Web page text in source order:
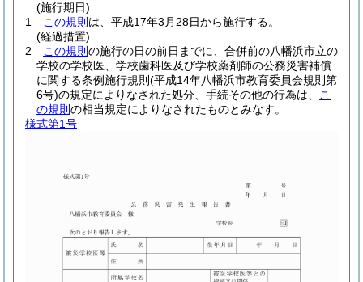
(施行期日)
1
この規則 は、平成17年3月28日から施行する。
(経過措置)
2
この規則 の施行の日の前日までに、合併前の八幡浜市立の
学校の学校医、学校歯科医及び学校薬剤師の公務災害補償
に関する条例施行規則 (平成14年八幡浜市教育委員会規則第
6号)の規定によりなされた処分、手続その他の行為は、
こ
の規則 の相当規定によりなされたものとみなす。
様式第1号